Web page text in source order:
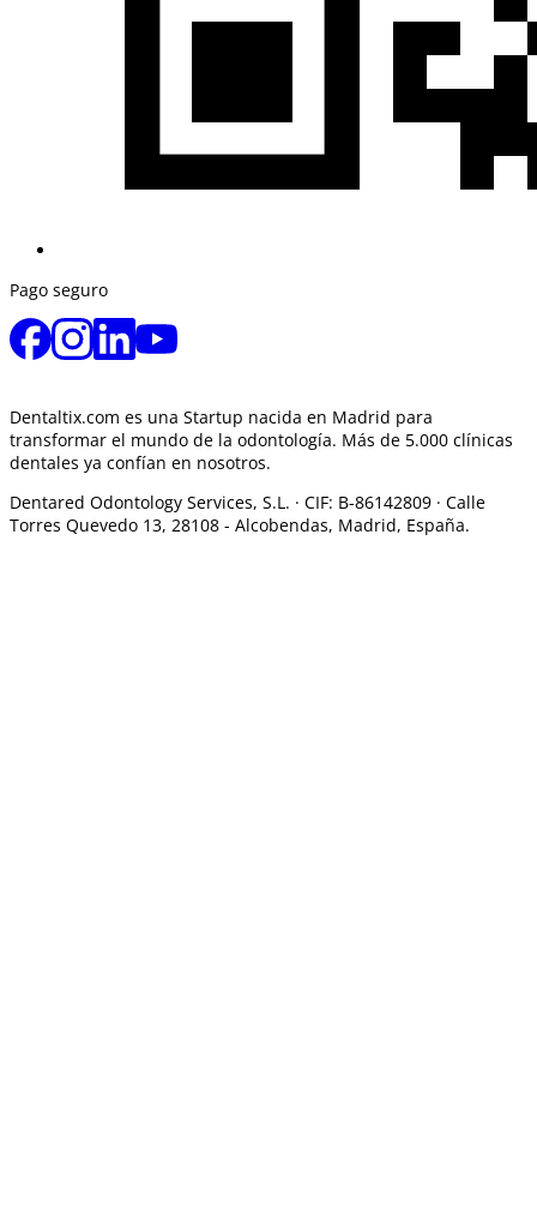
Pago seguro
Dentaltix.com es una Startup nacida en Madrid para
transformar el mundo de la odontología. Más de 5.000 clínicas
dentales ya confían en nosotros.
Dentared Odontology Services, S.L. · CIF: B-86142809 · Calle
Torres Quevedo 13, 28108 - Alcobendas, Madrid, España.